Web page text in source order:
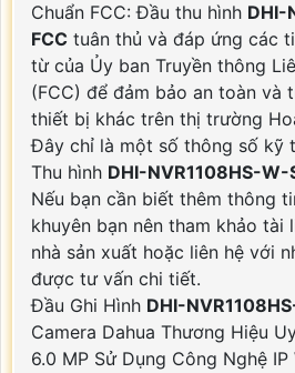
Chuẩn FCC: Đầu thu hình DHI-
FCC tuân thủ và đáp ứng các
từ của Ủy ban Truyền thông
(FCC) để đảm bảo an toàn và
thiết bị khác trên thị trường
Đây chỉ là một số thông số kỹ
Thu hình DHI-NVR1108HS-W-
Nếu bạn cần biết thêm thông
khuyên bạn nên tham khảo tài
nhà sản xuất hoặc liên hệ với
được tư vấn chi tiết.
Đầu Ghi Hình DHI-
Camera Dahua Thương Hiệu
6.0 MP Sử Dụng Công Nghệ